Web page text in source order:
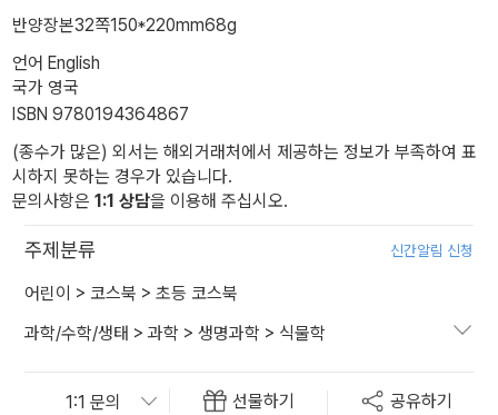
반양장본32쪽150*220mm68g
언어 English
국가 영국
ISBN 9780194364867
(종수가 많은) 외서는 해외거래처에서 제공하는 정보가 부족하여 표
시하지 못하는 경우가 있습니다.
문의사항은 1:1 상담을 이용해 주십시오.
주제분류 신간알림 신청
어린이 > 코스북 > 초등 코스북
과학/수학/생태 > 과학 > 생명과학 > 식물학
선물하기 공유하기